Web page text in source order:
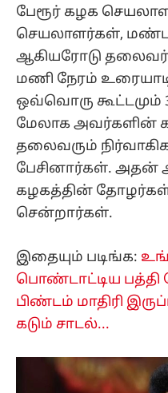
பேரூர் கழக
செயலாளர்கள்,
ஆகியரோடு தலைவர்
மணி நேரம்
ஒவ்வொரு கூட்டமும்
மேலாக அவர்களின்
தலைவரும்
பேசினார்கள். அதன்
கழகத்தின் தோழர்கள்
சென்றார்கள்.
இதையும் படிங்க:
பொண்டாட்டிய பத்தி
பிண்டம் மாதிரி
கடும் சாடல்...